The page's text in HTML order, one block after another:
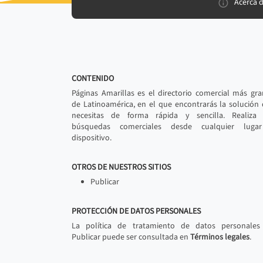
Acerca
CONTENIDO
Páginas Amarillas es el directorio comercial más
de Latinoamérica, en el que encontrarás la solución
necesitas de forma rápida y sencilla. Realiza
búsquedas comerciales desde cualquier
dispositivo.
OTROS DE NUESTROS SITIOS
Publicar
PROTECCIÓN DE DATOS PERSONALES
La política de tratamiento de datos
Publicar puede ser consultada en Términos legales.